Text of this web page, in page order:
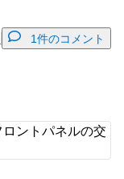
1件のコメント